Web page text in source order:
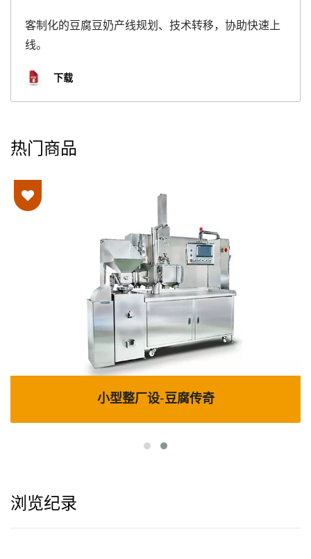
客制化的豆腐豆奶产线规划、技术转移，协助快速上
线。
下载
热门商品
小型整厂设-豆腐传奇
浏览纪录